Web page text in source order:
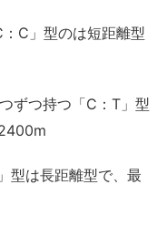
C」型のは短距離型
ずつ持つ「C：T」型
型は長距離型で、最